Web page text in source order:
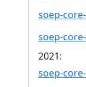
soep-
soep-
2021:
soep-